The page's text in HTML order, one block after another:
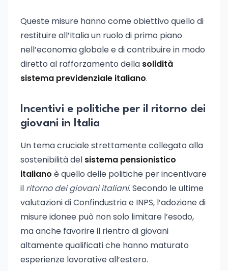
Queste misure hanno come obiettivo quello di
restituire all’Italia un ruolo di primo piano
nell’economia globale e di contribuire in modo
diretto al rafforzamento della solidità
sistema previdenziale italiano.
Incentivi e politiche per il ritorno dei
giovani in Italia
Un tema cruciale strettamente collegato alla
sostenibilità del sistema pensionistico
italiano è quello delle politiche per incentivare
il ritorno dei giovani italiani. Secondo le ultime
valutazioni di Confindustria e INPS, l’adozione di
misure idonee può non solo limitare l’esodo,
ma anche favorire il rientro di giovani
altamente qualificati che hanno maturato
esperienze lavorative all’estero.